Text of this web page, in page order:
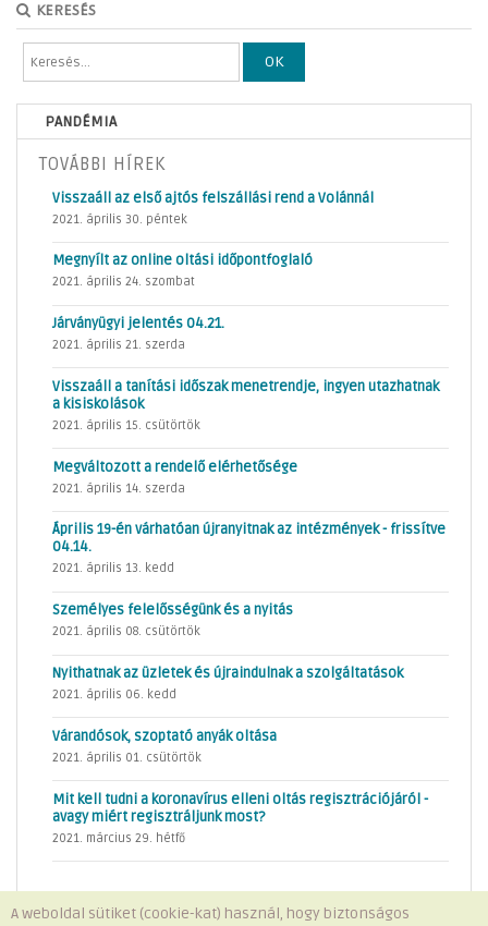
KERESÉS
OK
PANDÉMIA
TOVÁBBI HÍREK
Visszaáll az első ajtós felszállási rend a Volánnál
2021. április 30. péntek
Megnyílt az online oltási időpontfoglaló
2021. április 24. szombat
Járványügyi jelentés 04.21.
2021. április 21. szerda
Visszaáll a tanítási időszak menetrendje, ingyen utazhatnak
a kisiskolások
2021. április 15. csütörtök
Megváltozott a rendelő elérhetősége
2021. április 14. szerda
Április 19-én várhatóan újranyitnak az intézmények - frissítve
04.14.
2021. április 13. kedd
Személyes felelősségünk és a nyitás
2021. április 08. csütörtök
Nyithatnak az üzletek és újraindulnak a szolgáltatások
2021. április 06. kedd
Várandósok, szoptató anyák oltása
2021. április 01. csütörtök
Mit kell tudni a koronavírus elleni oltás regisztrációjáról -
avagy miért regisztráljunk most?
2021. március 29. hétfő
A weboldal sütiket (cookie-kat) használ, hogy biztonságos